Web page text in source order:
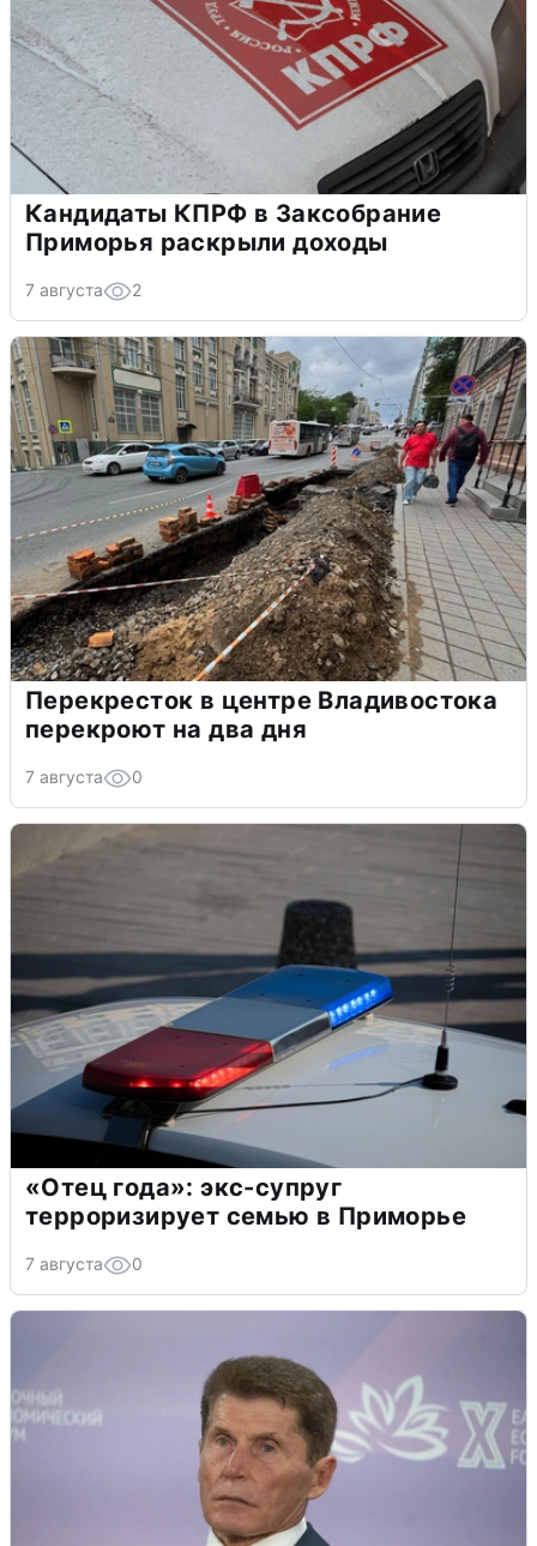
Кандидаты КПРФ в Заксобрание
Приморья раскрыли доходы
7 августа 2
Перекресток в центре Владивостока
перекроют на два дня
7 августа 0
«Отец года»: экс-супруг
терроризирует семью в Приморье
7 августа 0